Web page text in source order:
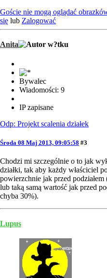
Goście nie mogą oglądać
się lub Zalogować
Anita
Bywalec
Wiadomości: 9
IP zapisane
Odp: Projekt scalenia działek
Środa 08 Maj 2013, 09:05:58 #3
Chodzi mi szczególnie o to jak
działki, tak aby każdy właściciel
powierzchnie jak przed
lub taką samą wartość jak przed
chyba 30%).
Lupus